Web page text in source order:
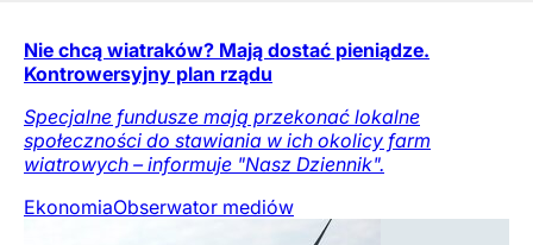
Nie chcą wiatraków? Mają dostać pieniądze.
Kontrowersyjny plan rządu
Specjalne fundusze mają przekonać lokalne
społeczności do stawiania w ich okolicy farm
wiatrowych – informuje "Nasz Dziennik".
EkonomiaObserwator mediów